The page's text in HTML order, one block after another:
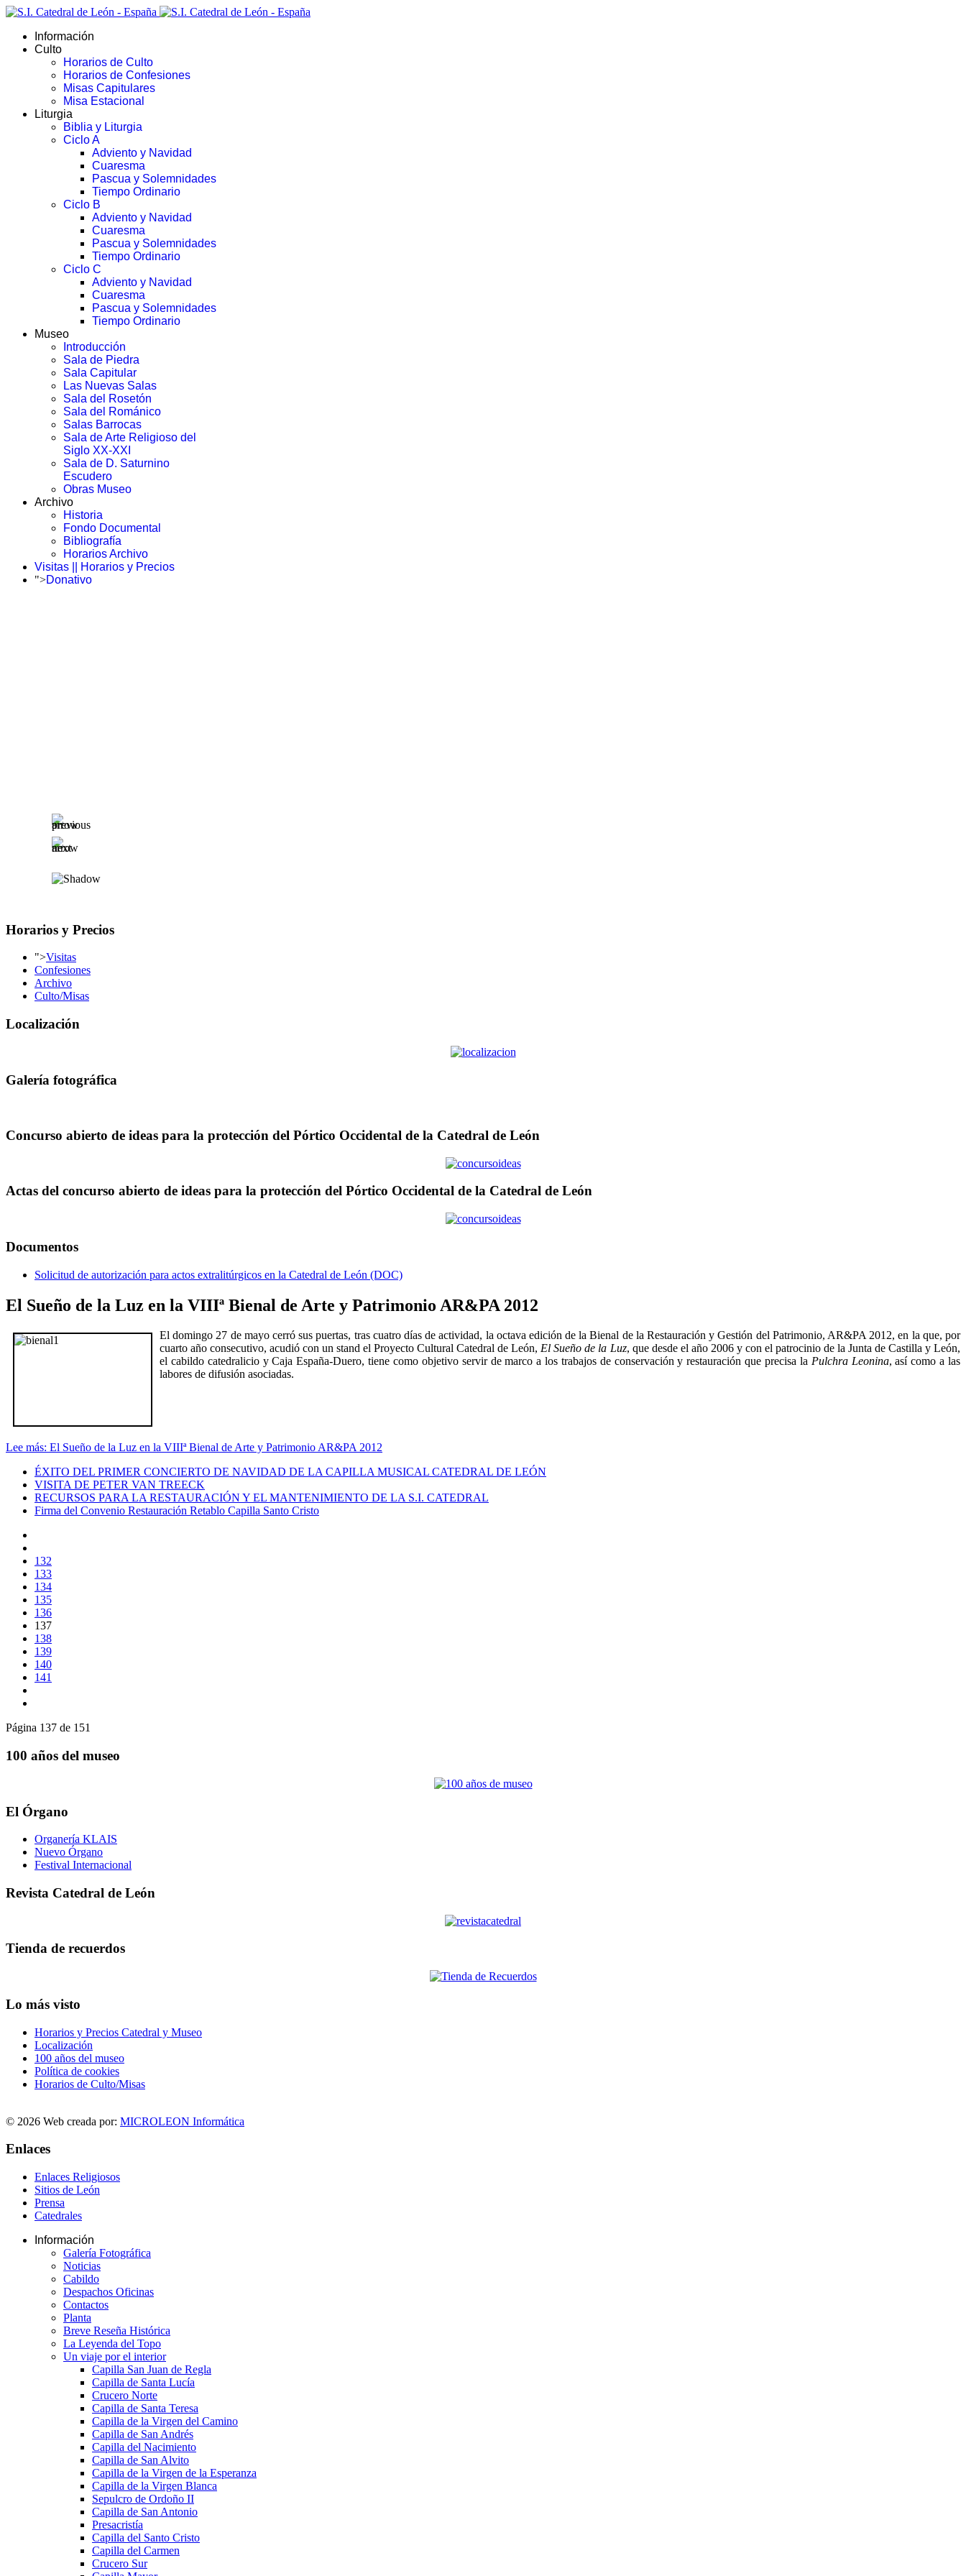
Información
Culto
Horarios de Culto
Horarios de Confesiones
Misas Capitulares
Misa Estacional
Liturgia
Biblia y Liturgia
Ciclo A
Adviento y Navidad
Cuaresma
Pascua y Solemnidades
Tiempo Ordinario
Ciclo B
Adviento y Navidad
Cuaresma
Pascua y Solemnidades
Tiempo Ordinario
Ciclo C
Adviento y Navidad
Cuaresma
Pascua y Solemnidades
Tiempo Ordinario
Museo
Introducción
Sala de Piedra
Sala Capitular
Las Nuevas Salas
Sala del Rosetón
Sala del Románico
Salas Barrocas
Sala de Arte Religioso del
Siglo XX-XXI
Sala de D. Saturnino
Escudero
Obras Museo
Archivo
Historia
Fondo Documental
Bibliografía
Horarios Archivo
Visitas || Horarios y Precios
">Donativo
Horarios y Precios
">Visitas
Confesiones
Archivo
Culto/Misas
Localización
Galería fotográfica
Concurso abierto de ideas para la protección del Pórtico Occidental de la Catedral de León
Actas del concurso abierto de ideas para la protección del Pórtico Occidental de la Catedral de León
Documentos
Solicitud de autorización para actos extralitúrgicos en la Catedral de León (DOC)
El Sueño de la Luz en la VIIIª Bienal de Arte y Patrimonio AR&PA 2012
El domingo 27 de mayo cerró sus puertas, tras cuatro días de actividad, la octava edición de la Bienal de la Restauración y Gestión del Patrimonio, AR&PA 2012, en la que, por
cuarto año consecutivo, acudió con un stand el Proyecto Cultural Catedral de León,El Sueño de la Luz, que desde el año 2006 y con el patrocinio de la Junta de Castilla y León,
el cabildo catedralicio y Caja España-Duero, tiene como objetivo servir de marco a los trabajos de conservación y restauración que precisa la Pulchra Leonina, así como a las
labores de difusión asociadas.
Lee más: El Sueño de la Luz en la VIIIª Bienal de Arte y Patrimonio AR&PA 2012
ÉXITO DEL PRIMER CONCIERTO DE NAVIDAD DE LA CAPILLA MUSICAL CATEDRAL DE LEÓN
VISITA DE PETER VAN TREECK
RECURSOS PARA LA RESTAURACIÓN Y EL MANTENIMIENTO DE LA S.I. CATEDRAL
Firma del Convenio Restauración Retablo Capilla Santo Cristo
132
133
134
135
136
137
138
139
140
141
Página 137 de 151
100 años del museo
El Órgano
Organería KLAIS
Nuevo Órgano
Festival Internacional
Revista Catedral de León
Tienda de recuerdos
Lo más visto
Horarios y Precios Catedral y Museo
Localización
100 años del museo
Política de cookies
Horarios de Culto/Misas
© 2026 Web creada por: MICROLEON Informática
Enlaces
Enlaces Religiosos
Sitios de León
Prensa
Catedrales
Información
Galería Fotográfica
Noticias
Cabildo
Despachos Oficinas
Contactos
Planta
Breve Reseña Histórica
La Leyenda del Topo
Un viaje por el interior
Capilla San Juan de Regla
Capilla de Santa Lucía
Crucero Norte
Capilla de Santa Teresa
Capilla de la Virgen del Camino
Capilla de San Andrés
Capilla del Nacimiento
Capilla de San Alvito
Capilla de la Virgen de la Esperanza
Capilla de la Virgen Blanca
Sepulcro de Ordoño II
Capilla de San Antonio
Presacristía
Capilla del Santo Cristo
Capilla del Carmen
Crucero Sur